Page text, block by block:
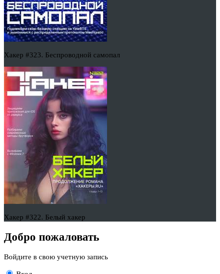
Хакер #323. Беспроводной самопал
Хакер #322. Белый хакер
Добро пожаловать
Войдите в свою учетную запись